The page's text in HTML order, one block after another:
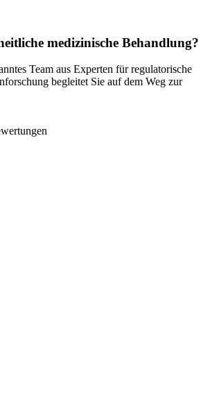
medizinische Behandlung?
Team aus Experten für regulatorische
begleitet Sie auf dem Weg zur